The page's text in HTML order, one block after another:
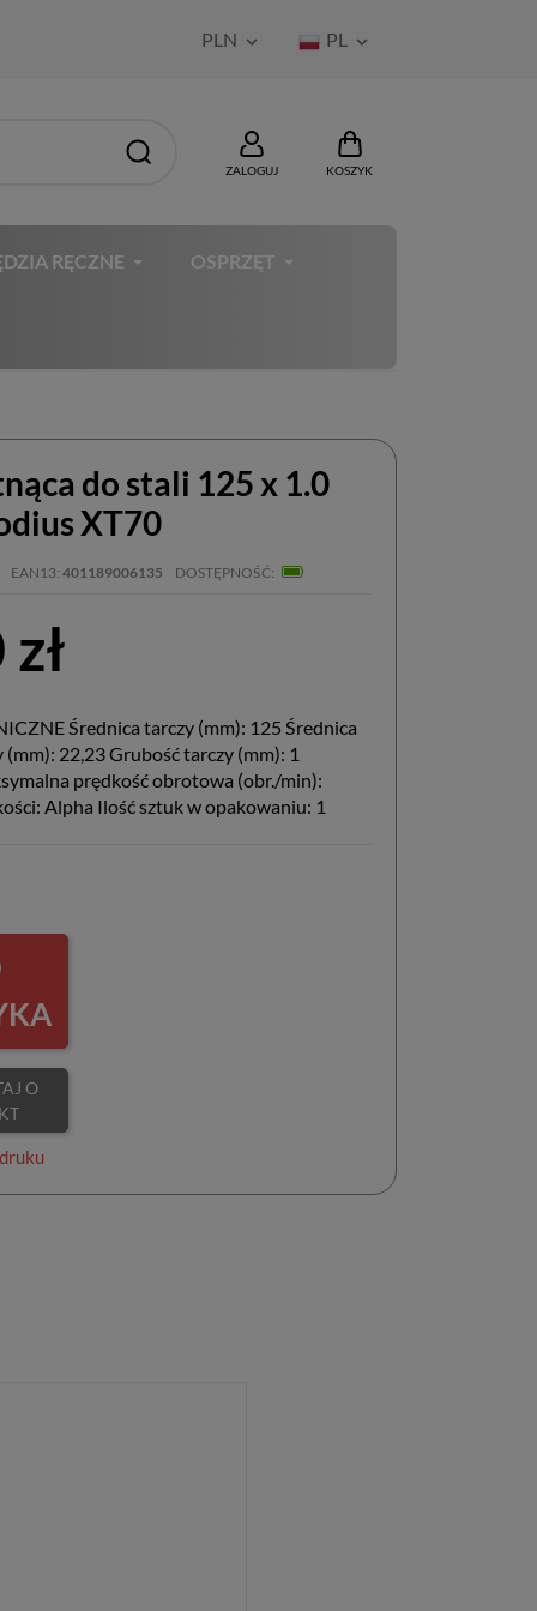
PLN  PL 
ZALOGUJ KOSZYK
RĘCZNE OSPRZĘT
do stali 125 x 1.0
XT70
EAN13 401189006135 DOSTĘPNOŚĆ
Średnica tarczy (mm): 125 Średnica
22,23 Grubość tarczy (mm): 1
prędkość obrotowa (obr./min):
Alpha Ilość sztuk w opakowaniu: 1